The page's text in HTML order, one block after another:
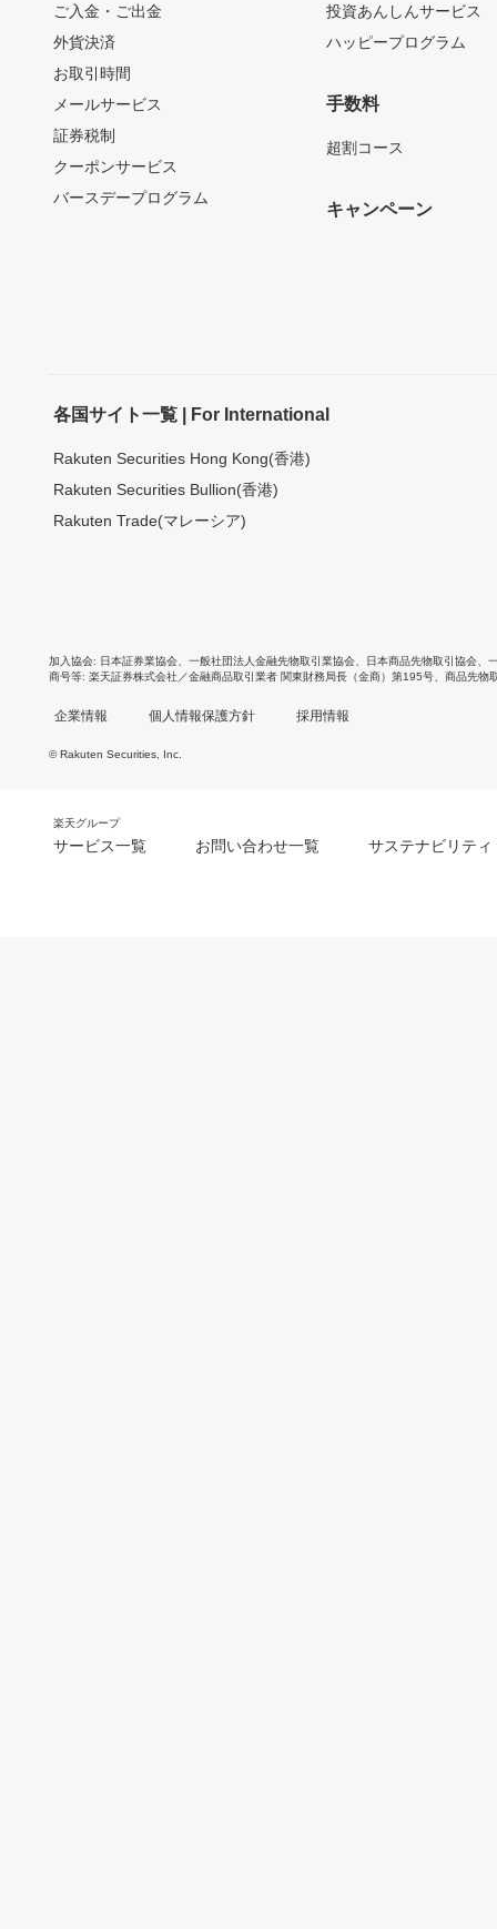
ご入金・ご出金
外貨決済
お取引時間
メールサービス
証券税制
クーポンサービス
バースデープログラム
投資あんしんサービス
ハッピープログラム
手数料
超割コース
キャンペーン
各国サイト一覧 | For International
Rakuten Securities Hong Kong(香港)
Rakuten Securities Bullion(香港)
Rakuten Trade(マレーシア)
加入協会 日本証券業協会 一般社団法人金融先物取引業協会 日本商品先物取引協会
商号等 楽天証券株式会社／金融商品取引業者 関東財務局長（金商）第195号、商品先物
企業情報 個人情報保護方針 採用情報
© Rakuten Securities, Inc.
楽天グループ
サービス一覧 お問い合わせ一覧 サステナビリティ